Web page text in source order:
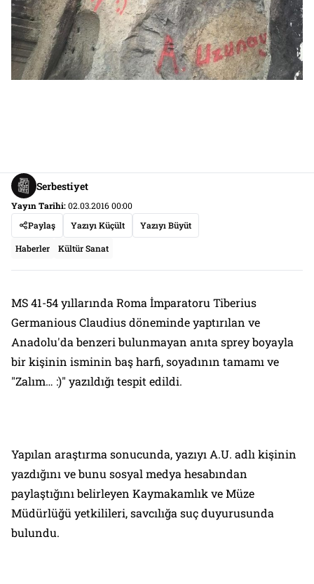
Serbestiyet
Yayın Tarihi:02.03.2016 00:00
Paylaş
Yazıyı Küçült Yazıyı Büyüt
Haberler Kültür Sanat
MS 41-54 yıllarında Roma İmparatoru Tiberius
Germanious Claudius döneminde yaptırılan ve
Anadolu'da benzeri bulunmayan anıta sprey boyayla
bir kişinin isminin baş harfi, soyadının tamamı ve
"Zalım… :)" yazıldığı tespit edildi.
Yapılan araştırma sonucunda, yazıyı A.U. adlı kişinin
yazdığını ve bunu sosyal medya hesabından
paylaştığını belirleyen Kaymakamlık ve Müze
Müdürlüğü yetkilileri, savcılığa suç duyurusunda
bulundu.